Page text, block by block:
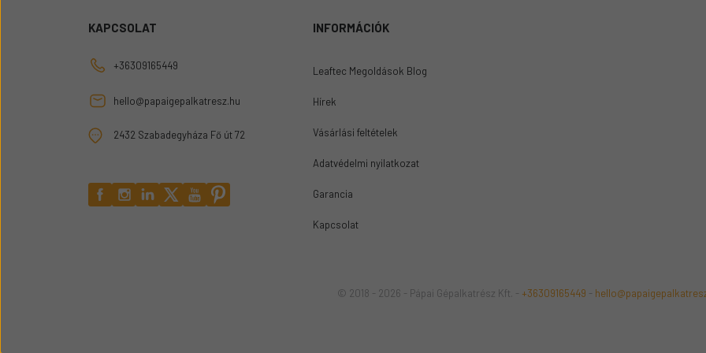
KAPCSOLAT
+36309165449
hello@papaigepalkatresz.hu
2432 Szabadegyháza Fő út 72
INFORMÁCIÓK
Leaftec Megoldások Blog
Hírek
Vásárlási feltételek
Adatvédelmi nyilatkozat
Garancia
Kapcsolat
© 2018 - 2026 - Pápai Gépalkatrész Kft. - +36309165449 -